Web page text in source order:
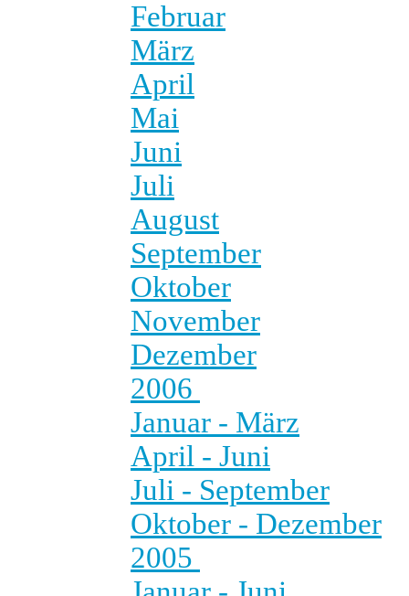
Februar
März
April
Mai
Juni
Juli
August
September
Oktober
November
Dezember
2006
Januar - März
April - Juni
Juli - September
Oktober - Dezember
2005